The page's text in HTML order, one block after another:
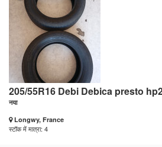
205/55R16 Debi Debica presto hp2
नया
Longwy, France
स्टॉक में मात्रा: 4